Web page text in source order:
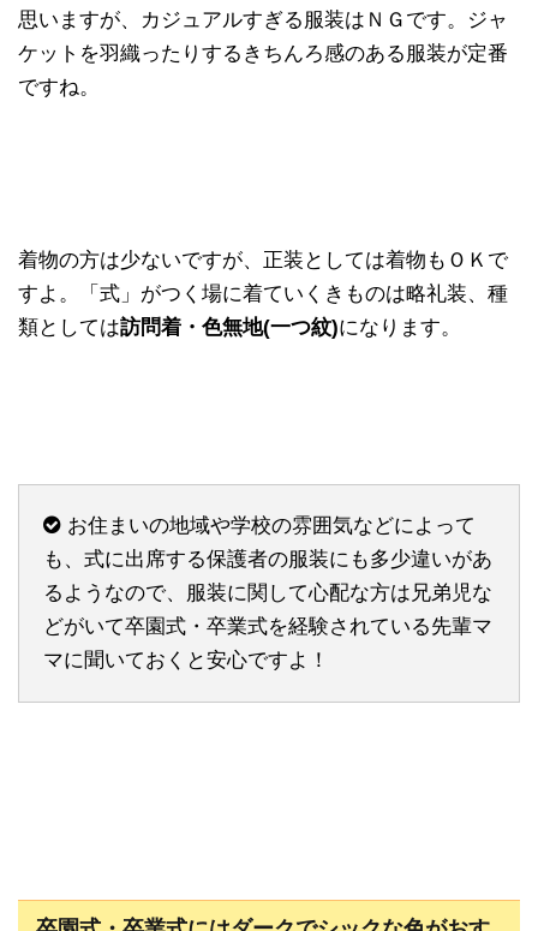
思いますが、カジュアルすぎる服装はＮＧです。ジャ
ケットを羽織ったりするきちんろ感のある服装が定番
ですね。
着物の方は少ないですが、正装としては着物もＯＫで
すよ。「式」がつく場に着ていくきものは略礼装、種
類としては訪問着・色無地(一つ紋)になります。
お住まいの地域や学校の雰囲気などによって
も、式に出席する保護者の服装にも多少違いがあ
るようなので、服装に関して心配な方は兄弟児な
どがいて卒園式・卒業式を経験されている先輩マ
マに聞いておくと安心ですよ！